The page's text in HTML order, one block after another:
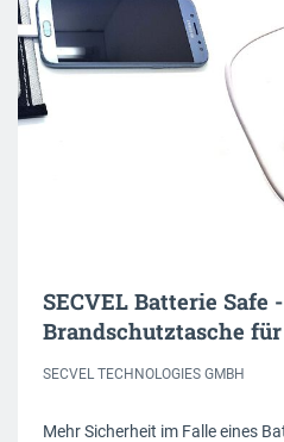
SECVEL Batterie Safe -
Brandschutztasche
SECVEL TECHNOLOGIES GMBH
Mehr Sicherheit im Falle eines